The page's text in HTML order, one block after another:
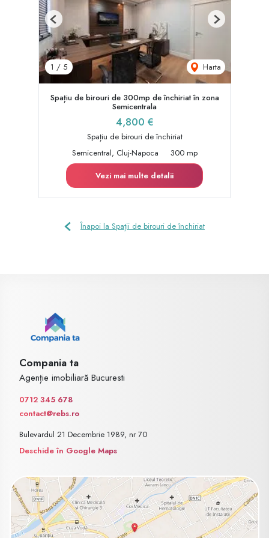
1 / 5 Harta
Previous Next
Spațiu de birouri de 300mp de închiriat în zona
Semicentrala
4,800 €
Spațiu de birouri de închiriat
Semicentral, Cluj-Napoca
300 mp
Vezi mai multe detalii
Înapoi la Spații de birouri de închiriat
Compania ta
Agenție imobiliară Bucuresti
0712 345 678
contact@rebs.ro
Bulevardul 21 Decembrie 1989, nr 70
Deschide în Google Maps